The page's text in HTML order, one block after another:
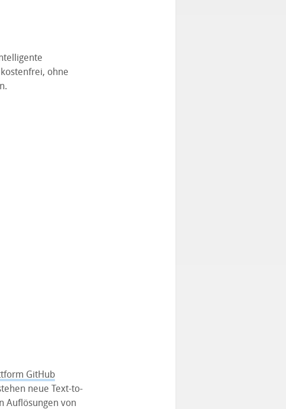
ohne
GitHub
neue Text-to-
Auflösungen von